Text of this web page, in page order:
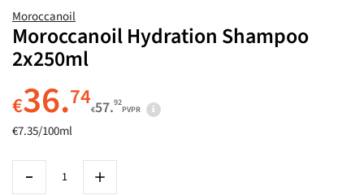
Moroccanoil
Moroccanoil Hydration Shampoo
2x250ml
€36.74€57.92
PVPR
€7.35/100ml